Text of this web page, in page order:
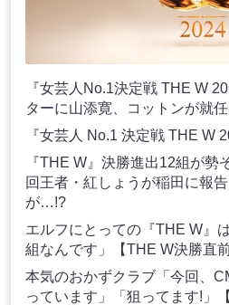
『女芸人No.1決定戦 THE W
ターに山添寛、コットンが就
『女芸人 No.1 決定戦 THE W
『THE W』決勝進出12組が勢
回王者・紅しょうが稲田に報
が…!?
エルフにとっての『THE W』
組なんです」【THE W決勝直
本気のおかずクラブ「今回、
っています」「狙ってます!」